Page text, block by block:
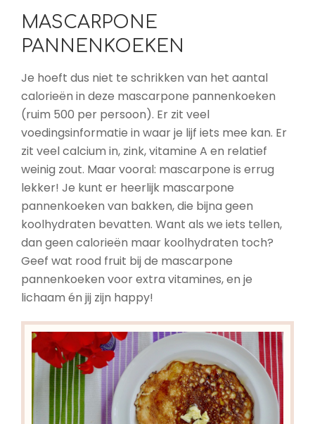
MASCARPONE
PANNENKOEKEN
Je hoeft dus niet te schrikken van het aantal
calorieën in deze mascarpone pannenkoeken
(ruim 500 per persoon). Er zit veel
voedingsinformatie in waar je lijf iets mee kan. Er
zit veel calcium in, zink, vitamine A en relatief
weinig zout. Maar vooral: mascarpone is errug
lekker! Je kunt er heerlijk mascarpone
pannenkoeken van bakken, die bijna geen
koolhydraten bevatten. Want als we iets tellen,
dan geen calorieën maar koolhydraten toch?
Geef wat rood fruit bij de mascarpone
pannenkoeken voor extra vitamines, en je
lichaam én jij zijn happy!